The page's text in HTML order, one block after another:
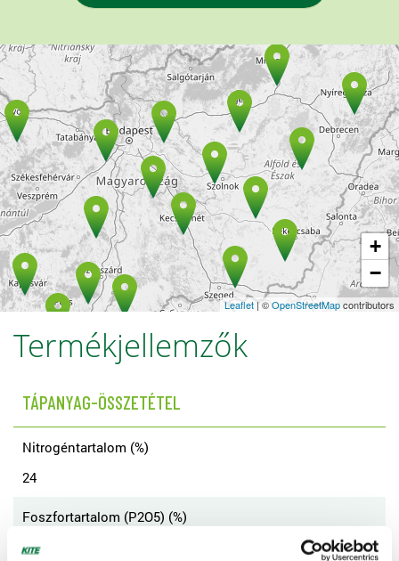
+
−
Leaflet | ©OpenStreetMapcontributors
Termékjellemzők
TÁPANYAG-ÖSSZETÉTEL
Nitrogéntartalom (%)
24
Foszfortartalom (P2O5) (%)
8